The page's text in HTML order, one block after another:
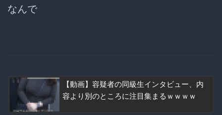
なんで
【動画】容疑者の同級生インタビュー、内
容より別のところに注目集まるｗｗｗｗ